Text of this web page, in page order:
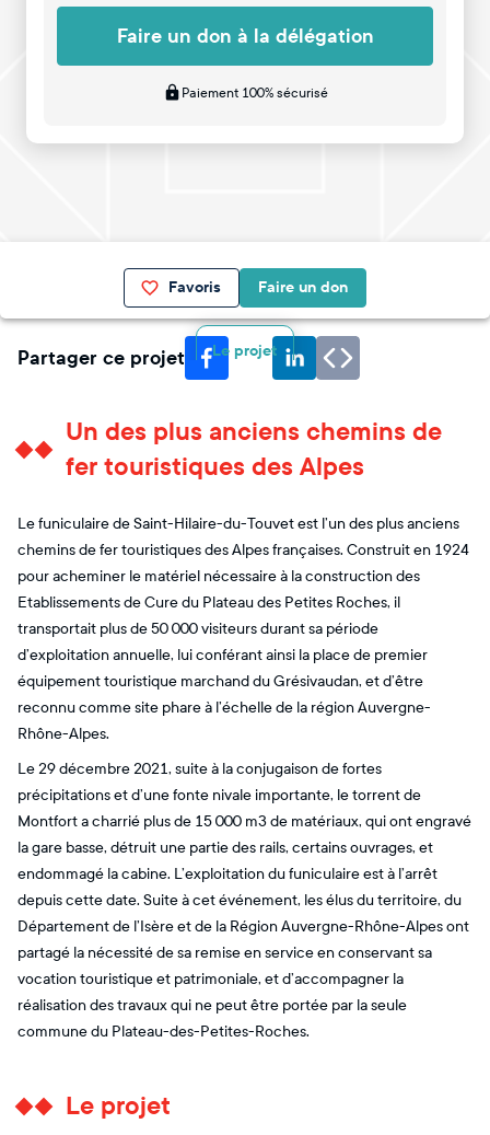
Faire un don à la délégation
Paiement 100% sécurisé
Favoris Faire un don
Le projet
Partager ce projet
Un des plus anciens chemins de
fer touristiques des Alpes
Le funiculaire de Saint-Hilaire-du-Touvet est l’un des plus anciens
chemins de fer touristiques des Alpes françaises. Construit en 1924
pour acheminer le matériel nécessaire à la construction des
Etablissements de Cure du Plateau des Petites Roches, il
transportait plus de 50 000 visiteurs durant sa période
d’exploitation annuelle, lui conférant ainsi la place de premier
équipement touristique marchand du Grésivaudan, et d’être
reconnu comme site phare à l’échelle de la région Auvergne-
Rhône-Alpes.
Le 29 décembre 2021, suite à la conjugaison de fortes
précipitations et d’une fonte nivale importante, le torrent de
Montfort a charrié plus de 15 000 m3 de matériaux, qui ont engravé
la gare basse, détruit une partie des rails, certains ouvrages, et
endommagé la cabine. L’exploitation du funiculaire est à l’arrêt
depuis cette date. Suite à cet événement, les élus du territoire, du
Département de l’Isère et de la Région Auvergne-Rhône-Alpes ont
partagé la nécessité de sa remise en service en conservant sa
vocation touristique et patrimoniale, et d’accompagner la
réalisation des travaux qui ne peut être portée par la seule
commune du Plateau-des-Petites-Roches.
Le projet